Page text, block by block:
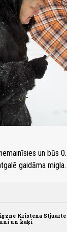
un būs
gaidāma migla.
Kristena
un kaķi